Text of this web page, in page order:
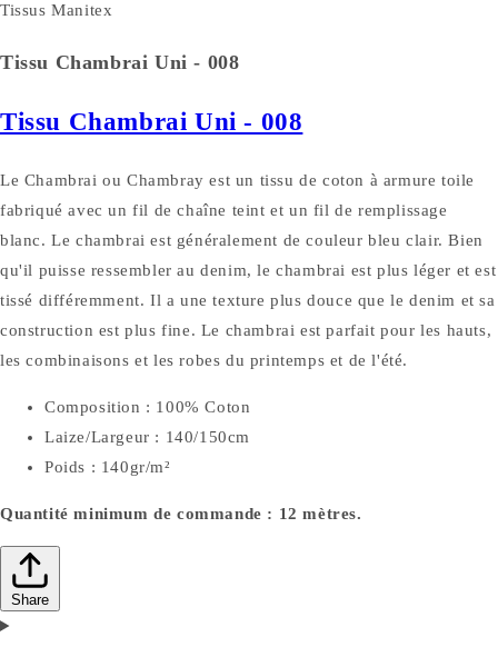
Tissus Manitex
Tissu Chambrai Uni - 008
Tissu Chambrai Uni - 008
Le Chambrai ou Chambray est un tissu de coton à armure toile
fabriqué avec un fil de chaîne teint et un fil de remplissage
blanc. Le chambrai est généralement de couleur bleu clair. Bien
qu'il puisse ressembler au denim, le chambrai est plus léger et est
tissé différemment. Il a une texture plus douce que le denim et sa
construction est plus fine. Le chambrai est parfait pour les hauts,
les combinaisons et les robes du printemps et de l'été.
Composition : 100% Coton
Laize/Largeur : 140/150cm
Poids : 140gr/m²
Quantité minimum de commande : 12 mètres.
Share